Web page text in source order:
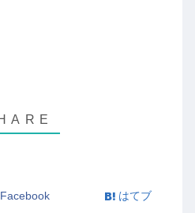
Facebook はてブ